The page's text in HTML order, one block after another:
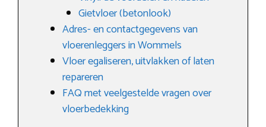
Gietvloer (betonlook)
Adres- en contactgegevens van
vloerenleggers in Wommels
Vloer egaliseren, uitvlakken of laten
repareren
FAQ met veelgestelde vragen over
vloerbedekking